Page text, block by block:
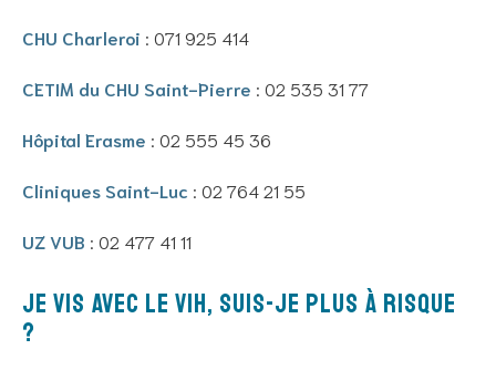
CHU Charleroi : 071 925 414
CETIM du CHU Saint-Pierre : 02 535 31 77
Hôpital Erasme : 02 555 45 36
Cliniques Saint-Luc : 02 764 21 55
UZ VUB : 02 477 41 11
JE VIS avec le VIH, suis-je plus à risque
?